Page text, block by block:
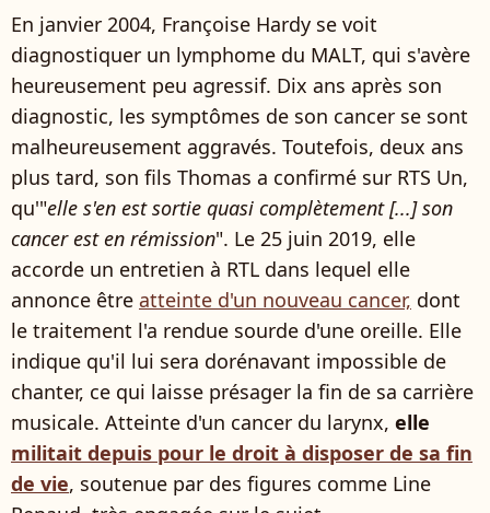
En janvier 2004, Françoise Hardy se voit
diagnostiquer un lymphome du MALT, qui s'avère
heureusement peu agressif. Dix ans après son
diagnostic, les symptômes de son cancer se sont
malheureusement aggravés. Toutefois, deux ans
plus tard, son fils Thomas a confirmé sur RTS Un,
qu'"elle s'en est sortie quasi complètement [...] son
cancer est en rémission". Le 25 juin 2019, elle
accorde un entretien à RTL dans lequel elle
annonce être atteinte d'un nouveau cancer, dont
le traitement l'a rendue sourde d'une oreille. Elle
indique qu'il lui sera dorénavant impossible de
chanter, ce qui laisse présager la fin de sa carrière
musicale. Atteinte d'un cancer du larynx, elle
militait depuis pour le droit à disposer de sa fin
de vie, soutenue par des figures comme Line